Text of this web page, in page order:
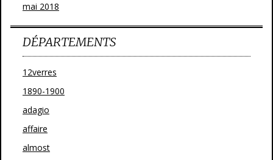
mai 2018
DÉPARTEMENTS
12verres
1890-1900
adagio
affaire
almost